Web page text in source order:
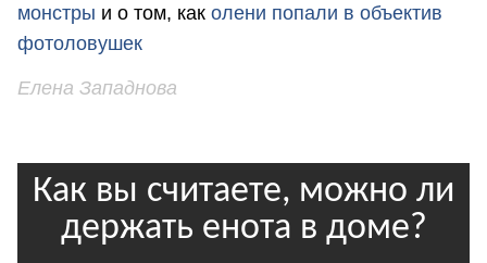
монстры и о том, как олени попали в объектив
фотоловушек
Елена Западнова